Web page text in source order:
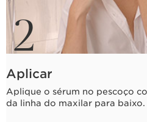
2
Aplicar
Aplique o sérum no pescoço
da linha do maxilar para baixo.